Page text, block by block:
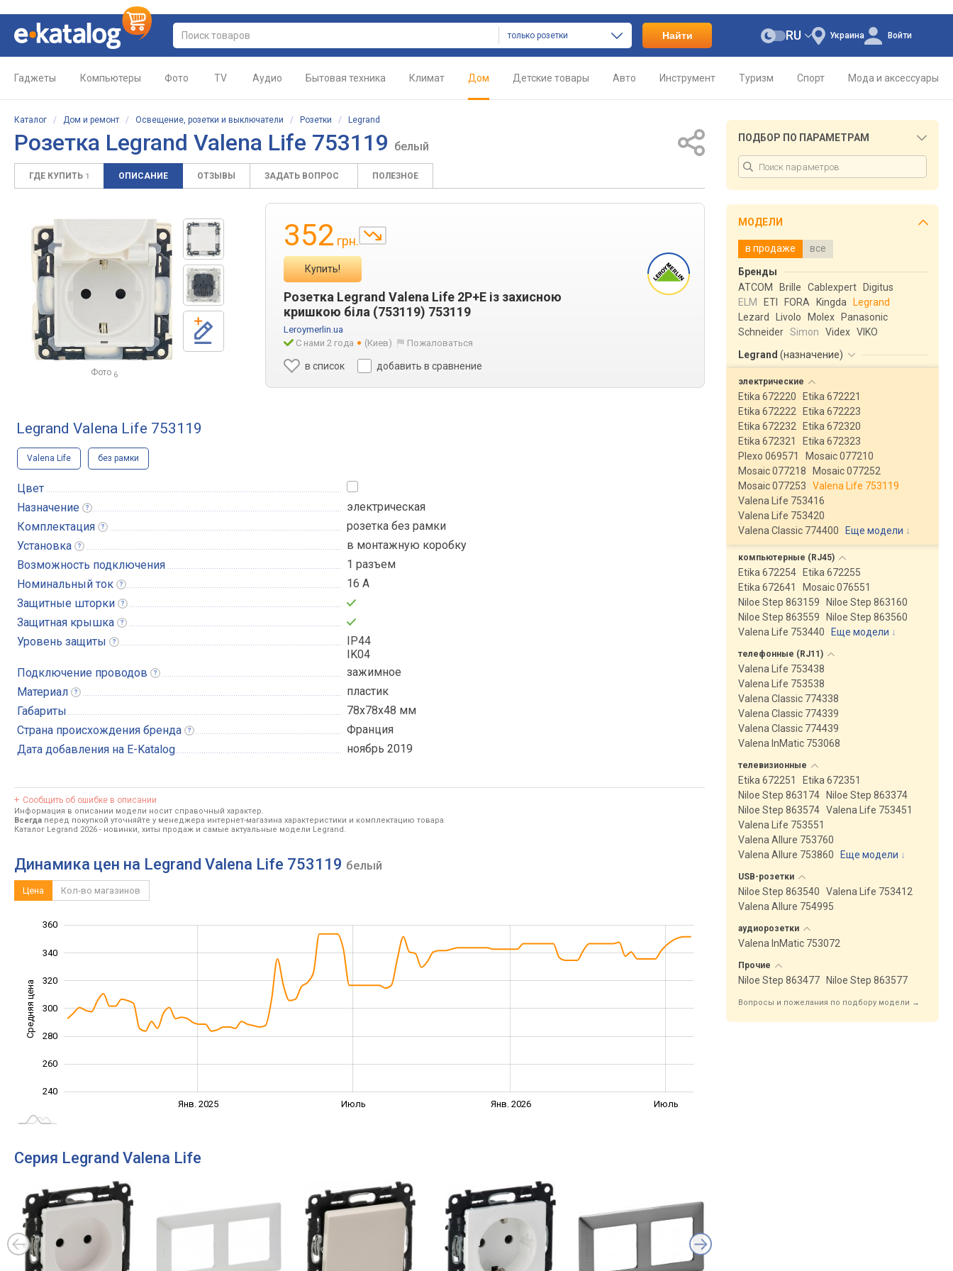
только розетки Найти Украина
RU Войти
Гаджеты Компьютеры Фото TV Аудио Бытовая техника Климат Дом Детские товары Авто Инструмент Туризм Спорт Мода и аксессуары
Каталог / Дом и ремонт / Освещение, розетки и выключатели / Розетки / Legrand
Розетка Legrand Valena Life 753119 белый
ГДЕ КУПИТЬ 1 ОПИСАНИЕ ОТЗЫВЫ ЗАДАТЬ ВОПРОС ПОЛЕЗНОЕ
Фото 6
352 грн.
Купить!
Розетка Legrand Valena Life 2P+E із захисною
кришкою біла (753119) 753119
Leroymerlin.ua
С нами 2 года
(Киев) Пожаловаться
в список добавить в сравнение
Legrand Valena Life 753119
Valena Life без рамки
Цвет
Назначение
электрическая
Комплектация
розетка без рамки
Установка
в монтажную коробку
Возможность подключения
1 разъем
Номинальный ток
16 А
Защитные шторки
Защитная крышка
Уровень защиты
IP44
IK04
Подключение проводов
зажимное
Материал
пластик
Габариты
78x78x48 мм
Страна происхождения бренда
Франция
Дата добавления на E-Katalog
ноябрь 2019
Сообщить об ошибке в описании
Информация в описании модели носит справочный характер.
Всегда перед покупкой уточняйте у менеджера интернет-магазина характеристики и комплектацию товара
Каталог Legrand 2026 - новинки, хиты продаж и самые актуальные модели Legrand.
Динамика цен на Legrand Valena Life 753119 белый
Цена Кол-во магазинов
Средняя цена 240
240
260
280
300
320
340
360
Янв. 2025 Июль Янв. 2026 Июль
Серия Legrand Valena Life
ПОДБОР ПО ПАРАМЕТРАМ
МОДЕЛИ
в продаже все
Бренды
ATCOM
Brille Cablexpert
Digitus
ELM
ETI FORA Kingda
Legrand
Lezard
Livolo Molex
Panasonic
Schneider Simon Videx VIKO
Legrand (назначение)
электрические
Etika 672220
Etika 672221
Etika 672222
Etika 672223
Etika 672232
Etika 672320
Etika 672321
Etika 672323
Plexo 069571
Mosaic 077210
Mosaic 077218
Mosaic 077252
Mosaic 077253
Valena Life 753119
Valena Life 753416
Valena Life 753420
Valena Classic 774400
Еще модели ↓
компьютерные (RJ45)
Etika 672254
Etika 672255
Etika 672641
Mosaic 076551
Niloe Step 863159
Niloe Step 863160
Niloe Step 863559
Niloe Step 863560
Valena Life 753440
Еще модели ↓
телефонные (RJ11)
Valena Life 753438
Valena Life 753538
Valena Classic 774338
Valena Classic 774339
Valena Classic 774439
Valena InMatic 753068
телевизионные
Etika 672251
Etika 672351
Niloe Step 863174
Niloe Step 863374
Niloe Step 863574 Valena Life 753451
Valena Life 753551
Valena Allure 753760
Valena Allure 753860
Еще модели ↓
USB-розетки
Niloe Step 863540
Valena Life 753412
Valena Allure 754995
аудиорозетки
Valena InMatic 753072
Прочие
Niloe Step 863477 Niloe Step 863577
Вопросы и пожелания по подбору модели →